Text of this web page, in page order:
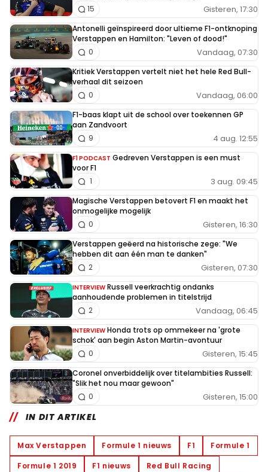
Gisteren, 17:30
15
Antonelli geïnspireerd door ultieme F1-ontknoping
Verstappen en Hamilton: "Leven of dood!"
Vandaag, 07:30
0
Kritiek Verstappen vertelt niet het hele Red Bull-
verhaal dit seizoen
Vandaag, 06:00
0
F1-baas klapt uit de school over toekennen GP
aan Zandvoort
4 aug. 12:55
9
F1 PODCAST Gedreven Verstappen is een must
voor F1
3 aug. 09:45
1
Magische Verstappen betovert F1 en maakt het
onmogelijke mogelijk
Gisteren, 16:30
0
Verstappen geëerd na historische zege: "We
hebben dit aan één man te danken"
Gisteren, 07:30
2
INTERVIEW Russell veerkrachtig ondanks
aanhoudende problemen in titelstrijd
Vandaag, 06:45
2
INTERVIEW Honda trots op ommekeer na 'grote
schok' aan begin Aston Martin-avontuur
Gisteren, 15:45
0
Coronel onverbiddelijk over titelambities Russell:
"Slik het nou maar gewoon"
Gisteren, 15:00
0
IN DIT ARTIKEL
Max Verstappen Formule 1 nieuws F1
Formule 1
Formule 1 2019
F1 nieuws
Red Bull Racing